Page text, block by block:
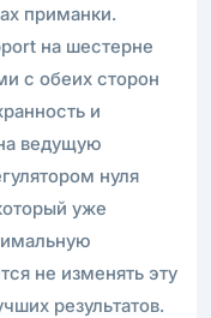
приманки.
на шестерне
с обеих сторон
и
ведущую
нуля
уже
не изменять эту
результатов.